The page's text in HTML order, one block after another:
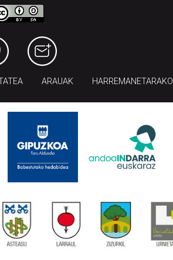
ARAUAK HARREMANETARAKO